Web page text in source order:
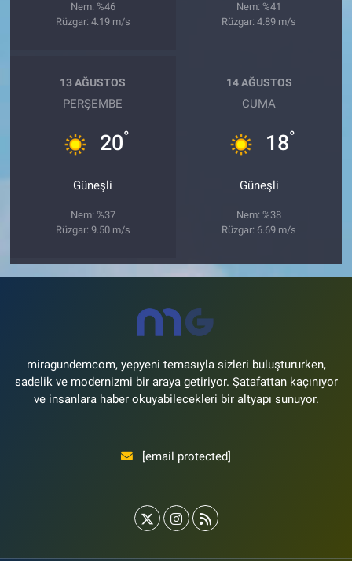
Nem: %46
Rüzgar: 4.19 m/s
Nem: %41
Rüzgar: 4.89 m/s
13 AĞUSTOS
PERŞEMBE
20°
Güneşli
Nem: %37
Rüzgar: 9.50 m/s
14 AĞUSTOS
CUMA
18°
Güneşli
Nem: %38
Rüzgar: 6.69 m/s
miragundemcom, yepyeni temasıyla sizleri buluştururken,
sadelik ve modernizmi bir araya getiriyor. Şatafattan kaçınıyor
ve insanlara haber okuyabilecekleri bir altyapı sunuyor.
[email protected]